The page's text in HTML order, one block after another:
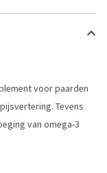
voor paarden
Tevens
van omega-3